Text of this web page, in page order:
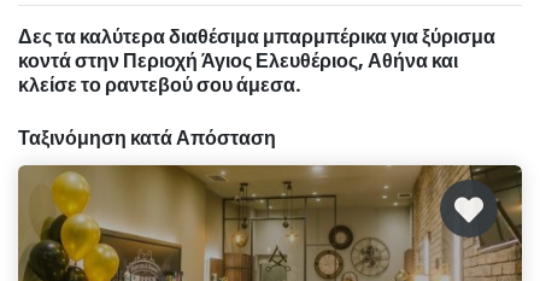
Δες τα καλύτερα διαθέσιμα μπαρμπέρικα για ξύρισμα
κοντά στην Περιοχή Άγιος Ελευθέριος, Αθήνα και
κλείσε το ραντεβού σου άμεσα.
Ταξινόμηση κατά Απόσταση